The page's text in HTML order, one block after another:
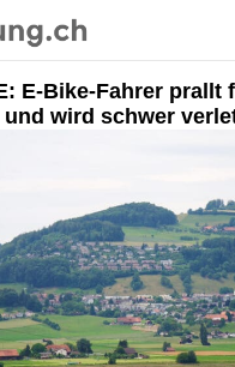
E-Bike-Fahrer prallt
und wird schwer